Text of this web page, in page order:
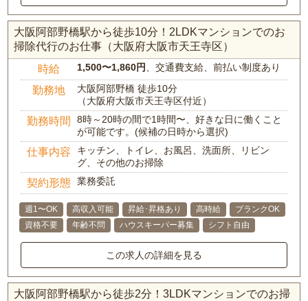
大阪阿部野橋駅から徒歩10分！2LDKマンションでのお
掃除代行のお仕事（大阪府大阪市天王寺区）
時給 1,500〜1,860円 、交通費支給、前払い制度あり
勤務地
大阪阿部野橋 徒歩10分
（大阪府大阪市天王寺区付近）
勤務時間
8時～20時の間で1時間〜、好きな日に働くこと
が可能です。(候補の日時から選択)
仕事内容
キッチン、トイレ、お風呂、洗面所、リビン
グ、その他のお掃除
契約形態 業務委託
週1〜OK 高収入可能 昇給･昇格あり 高時給
ブランクOK
資格不要
年齢不問 ハウスキーパー募集 シフト自由
この求人の詳細を見る
大阪阿部野橋駅から徒歩2分！3LDKマンションでのお掃